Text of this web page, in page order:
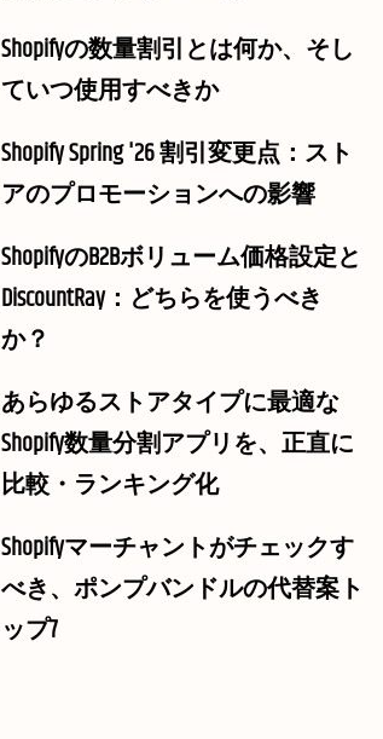
Shopifyの数量割引とは何か、そし
ていつ使用すべきか
Shopify Spring '26 割引変更点：スト
アのプロモーションへの影響
ShopifyのB2Bボリューム価格設定と
DiscountRay：どちらを使うべき
か？
あらゆるストアタイプに最適な
Shopify数量分割アプリを、正直に
比較・ランキング化
Shopifyマーチャントがチェックす
べき、ポンプバンドルの代替案ト
ップ7